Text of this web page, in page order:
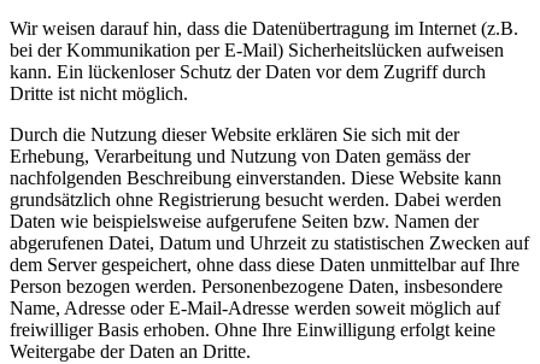
Wir weisen darauf hin, dass die Datenübertragung im Internet (z.B.
bei der Kommunikation per E-Mail) Sicherheitslücken aufweisen
kann. Ein lückenloser Schutz der Daten vor dem Zugriff durch
Dritte ist nicht möglich.
Durch die Nutzung dieser Website erklären Sie sich mit der
Erhebung, Verarbeitung und Nutzung von Daten gemäss der
nachfolgenden Beschreibung einverstanden. Diese Website kann
grundsätzlich ohne Registrierung besucht werden. Dabei werden
Daten wie beispielsweise aufgerufene Seiten bzw. Namen der
abgerufenen Datei, Datum und Uhrzeit zu statistischen Zwecken auf
dem Server gespeichert, ohne dass diese Daten unmittelbar auf Ihre
Person bezogen werden. Personenbezogene Daten, insbesondere
Name, Adresse oder E-Mail-Adresse werden soweit möglich auf
freiwilliger Basis erhoben. Ohne Ihre Einwilligung erfolgt keine
Weitergabe der Daten an Dritte.